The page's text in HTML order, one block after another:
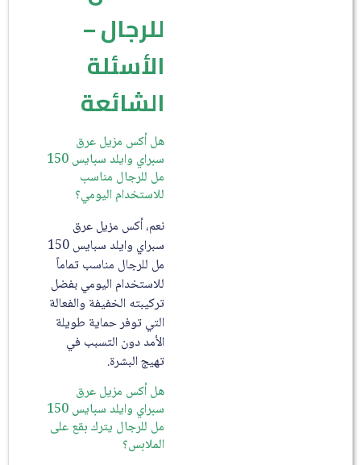
للرجال –
الأسئلة
الشائعة
هل أكس مزيل عرق
سبراي وايلد سبايس 150
مل للرجال مناسب
للاستخدام اليومي؟
نعم، أكس مزيل عرق
سبراي وايلد سبايس 150
مل للرجال مناسب تماماً
للاستخدام اليومي بفضل
تركيبته الخفيفة والفعالة
التي توفر حماية طويلة
الأمد دون التسبب في
تهيج البشرة.
هل أكس مزيل عرق
سبراي وايلد سبايس 150
مل للرجال يترك بقع على
الملابس؟